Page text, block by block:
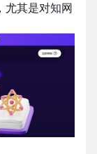
尤其是对知网